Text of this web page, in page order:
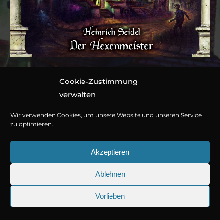
Cookie-Zustimmung
verwalten
Wir verwenden Cookies, um unsere Website und unseren Service
zu optimieren.
Akzeptieren
Ablehnen
Vorlieben
Folge 188: Heinrich
Hexenmeister
Hörspiel von Marc Gruppe
© Copyright 2026Titania Medien GmbH.